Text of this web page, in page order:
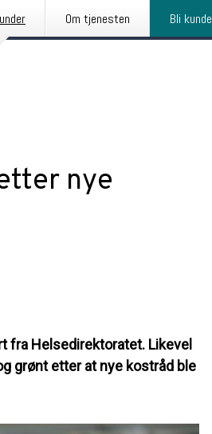
Om tjenesten Bli kunde
nye
fra Helsedirektoratet. Likevel
grønt etter at nye kostråd ble